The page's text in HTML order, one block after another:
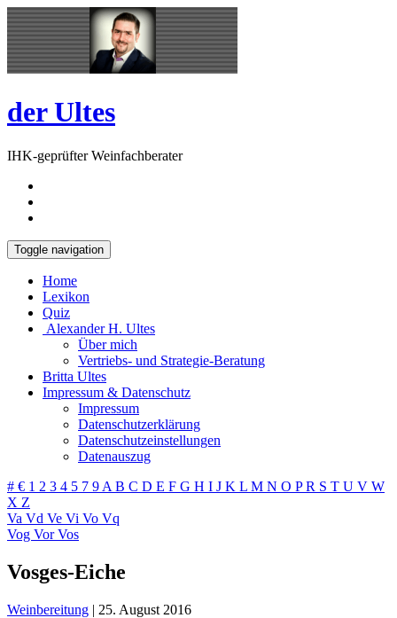
Skip
to
content
Open
Sidebar
der Ultes
IHK-geprüfter Weinfachberater
Toggle navigation
Home
Lexikon
Quiz
Alexander H. Ultes
Über mich
Vertriebs- und Strategie-Beratung
Britta Ultes
Impressum & Datenschutz
Impressum
Datenschutzerklärung
Datenschutzeinstellungen
Datenauszug
# € 1 2 3 4 5 7 9 A B C D E F G H I J K L M N O PR S T U V W
X Z
Va Vd Ve Vi Vo Vq
Vog VorVos
Vosges-Eiche
Weinbereitung | 25. August 2016